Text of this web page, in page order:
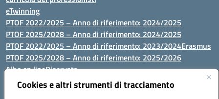
Cookies e altri strumenti di tracciamento
eTwinning
PTOF 2022/2025 – Anno di riferimento: 2024/2025
PTOF 2025/2028 – Anno di riferimento: 2024/2025
PTOF 2022/2025 – Anno di riferimento: 2023/2024Erasmus
PTOF 2025/2028 – Anno di riferimento: 2025/2026
Albo on lineRiservata
P.N. Dotazione di attrezzature per le palestre